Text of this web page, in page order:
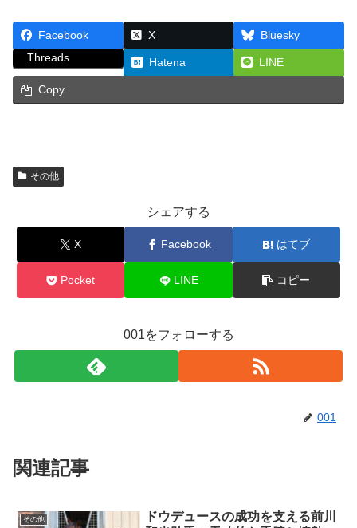
Facebook X
Bluesky
Threads
Hatena LINE
Copy
その他
シェアする
X Facebook はてブ
Pocket LINE コピー
001をフォローする
001
関連記事
その他
ドウデュースの成功を支える前川